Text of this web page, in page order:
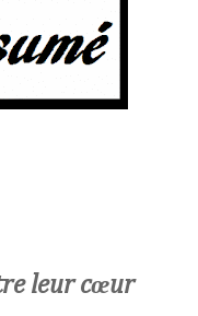
leur cœur